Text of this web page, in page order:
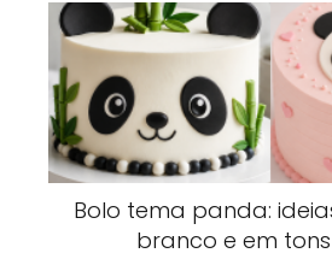
Bolo tema panda:
branco e em